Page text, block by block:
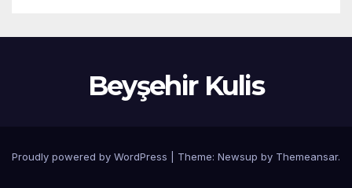
Beyşehir Kulis
Proudly powered by WordPress Theme: Newsup by Themeansar.